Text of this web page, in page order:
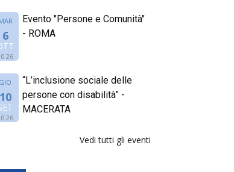
6
Evento "Persone e Comunità"
- ROMA
GIO
10
“L’inclusione sociale delle
persone con disabilità” -
MACERATA
Vedi tutti gli eventi